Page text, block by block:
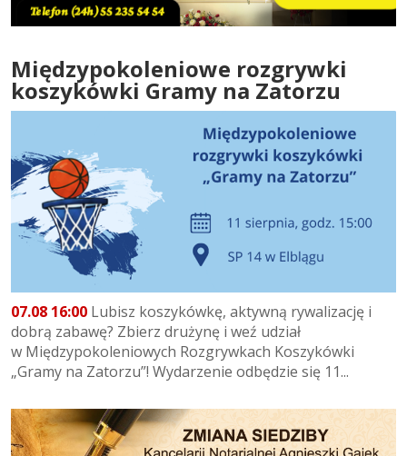
Międzypokoleniowe rozgrywki
koszykówki Gramy na Zatorzu
07.08 16:00 Lubisz koszykówkę, aktywną rywalizację i
dobrą zabawę? Zbierz drużynę i weź udział
w Międzypokoleniowych Rozgrywkach Koszykówki
„Gramy na Zatorzu”! Wydarzenie odbędzie się 11...